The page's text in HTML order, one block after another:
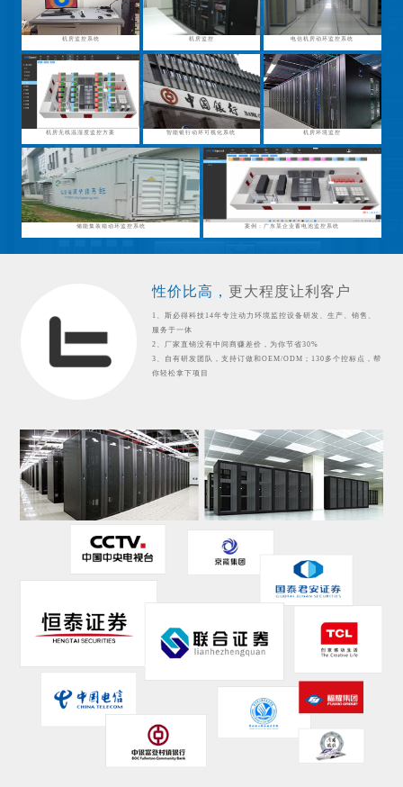
机房监控系统 机房监控 电信机房动环监控系统
机房无线温湿度监控方案 智能银行动环可视化系统 机房环境监控
储能集装箱动环监控系统 案例：广东某企业蓄电池监控系统
性价比高， 更大程度让利客户
1、斯必得科技14年专注动力环境监控设备研发、生产、销售、
服务于一体
2、厂家直销没有中间商赚差价，为你节省30%
3、自有研发团队，支持订做和OEM/ODM；130多个控标点，帮
你轻松拿下项目